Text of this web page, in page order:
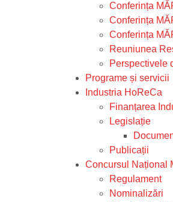
Conferința
Conferința
Conferința
Reuniunea
Perspectivele
Programe și servicii
Industria HoReCa
Finanțarea
Legislație
Publicații
Concursul Național
Regulament
Nominalizări